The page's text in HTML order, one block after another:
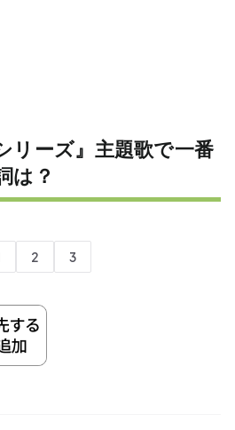
リーズ』主題歌で一番
は？
2 3